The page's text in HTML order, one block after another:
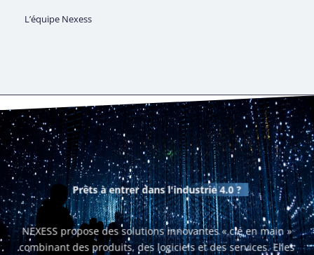
L’équipe Nexess
Prêts à entrer dansl'industrie 4.0 ?
NEXESS propose des solutions innovantes « clé en main »
combinant des produits, des logiciels et des services. Elles